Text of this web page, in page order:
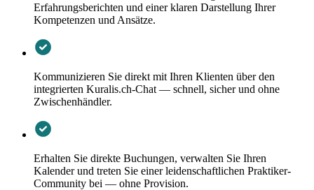
Erfahrungsberichten und einer klaren Darstellung Ihrer
Kompetenzen und Ansätze.
Kommunizieren Sie direkt mit Ihren Klienten über den
integrierten Kuralis.ch-Chat — schnell, sicher und ohne
Zwischenhändler.
Erhalten Sie direkte Buchungen, verwalten Sie Ihren
Kalender und treten Sie einer leidenschaftlichen Praktiker-
Community bei — ohne Provision.